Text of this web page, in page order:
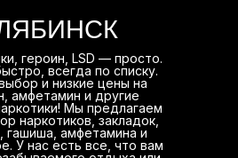
героин, LSD — просто.
всегда по списку.
и низкие цены на
амфетамин и другие
Мы предлагаем
наркотиков, закладок,
гашиша, амфетамина и
У нас есть все, что вам